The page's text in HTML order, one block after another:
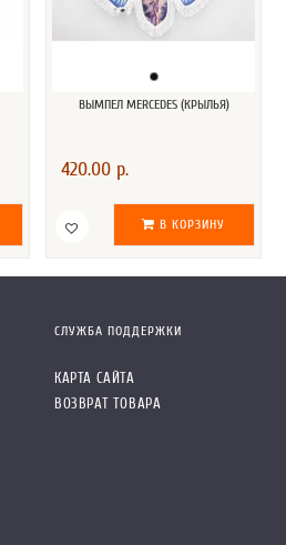
ВЫМПЕЛ MERCEDES (КРЫЛЬЯ)
420.00 р.
В КОРЗИНУ
СЛУЖБА ПОДДЕРЖКИ
КАРТА САЙТА
ВОЗВРАТ ТОВАРА